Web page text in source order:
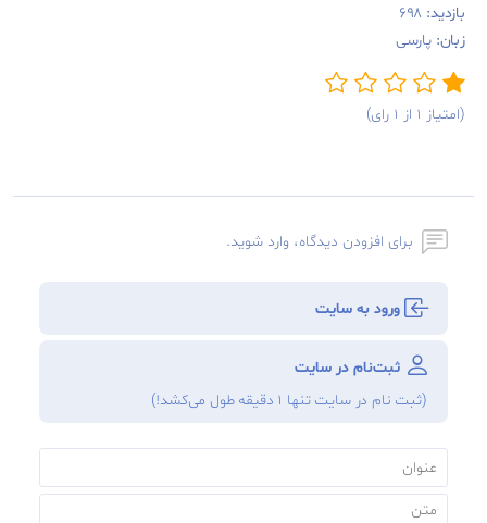
بازدید: ۶۹۸
زبان:پارسی
(امتیاز ۱ از ۱ رای)
برای افزودن دیدگاه، وارد شوید.
ورود به سایت
ثبت‌نام در سایت
(ثبت نام در سایت تنها ۱ دقیقه طول می‌‌کشد!)